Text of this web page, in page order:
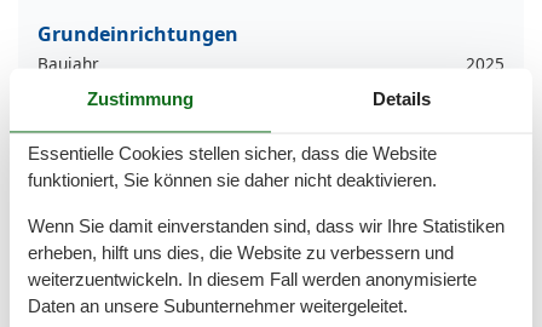
Grundeinrichtungen
Baujahr
2025
Kinder einrichtungen
Familienfreundlich
Serviceeinrichtungen
Allergikerger. (tierfrei)
Backofen
Bad/WC
Zustimmung Details
Essentielle Cookies stellen sicher, dass die Website
funktioniert, Sie können sie daher nicht deaktivieren.
Wenn Sie damit einverstanden sind, dass wir Ihre Statistiken
erheben, hilft uns dies, die Website zu verbessern und
weiterzuentwickeln. In diesem Fall werden anonymisierte
Daten an unsere Subunternehmer weitergeleitet.